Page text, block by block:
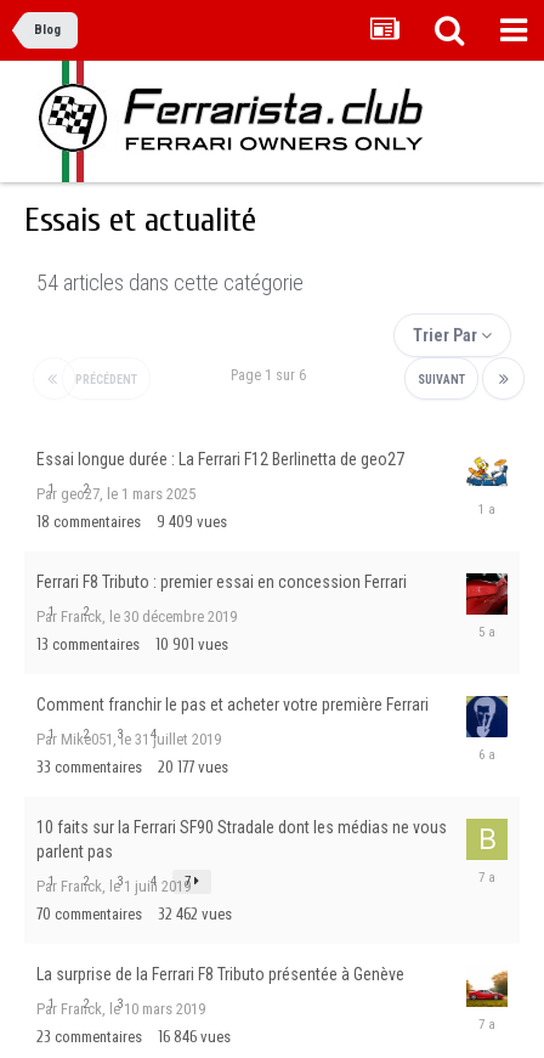
Blog
Essais et actualité
54 articles dans cette catégorie
Trier Par
PRÉCÉDENT SUIVANT
Page 1 sur 6
Essai longue durée : La Ferrari F12 Berlinetta de geo27
1 2
Par geo27, le 1 mars 2025
18 commentaires 9 409 vues
Ferrari F8 Tributo : premier essai en concession Ferrari
1 2
Par Franck, le 30 décembre 2019
13 commentaires 10 901 vues
Comment franchir le pas et acheter votre première Ferrari
1 2 3 4
Par Mike051,le 31 juillet 2019
33 commentaires 20 177 vues
10 faits sur la Ferrari SF90 Stradale dont les médias ne vous
parlent pas
1 2 3 4 7
Par Franck, le 1 juin 2019
70 commentaires 32 462 vues
La surprise de la Ferrari F8 Tributo présentée à Genève
1 2 3
Par Franck, le 10 mars 2019
23 commentaires 16 846 vues